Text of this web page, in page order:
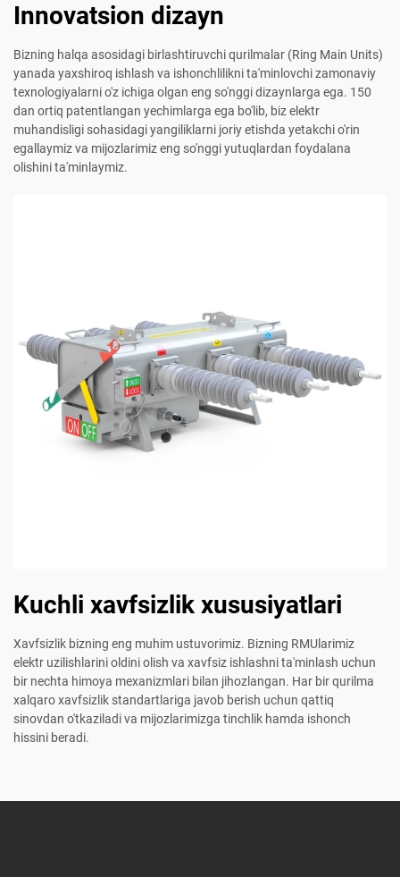
Innovatsion dizayn
Bizning halqa asosidagi birlashtiruvchi qurilmalar (Ring Main Units)
yanada yaxshiroq ishlash va ishonchlilikni ta'minlovchi zamonaviy
texnologiyalarni o'z ichiga olgan eng so'nggi dizaynlarga ega. 150
dan ortiq patentlangan yechimlarga ega bo'lib, biz elektr
muhandisligi sohasidagi yangiliklarni joriy etishda yetakchi o'rin
egallaymiz va mijozlarimiz eng so'nggi yutuqlardan foydalana
olishini ta'minlaymiz.
Kuchli xavfsizlik xususiyatlari
Xavfsizlik bizning eng muhim ustuvorimiz. Bizning RMUlarimiz
elektr uzilishlarini oldini olish va xavfsiz ishlashni ta'minlash uchun
bir nechta himoya mexanizmlari bilan jihozlangan. Har bir qurilma
xalqaro xavfsizlik standartlariga javob berish uchun qattiq
sinovdan o'tkaziladi va mijozlarimizga tinchlik hamda ishonch
hissini beradi.